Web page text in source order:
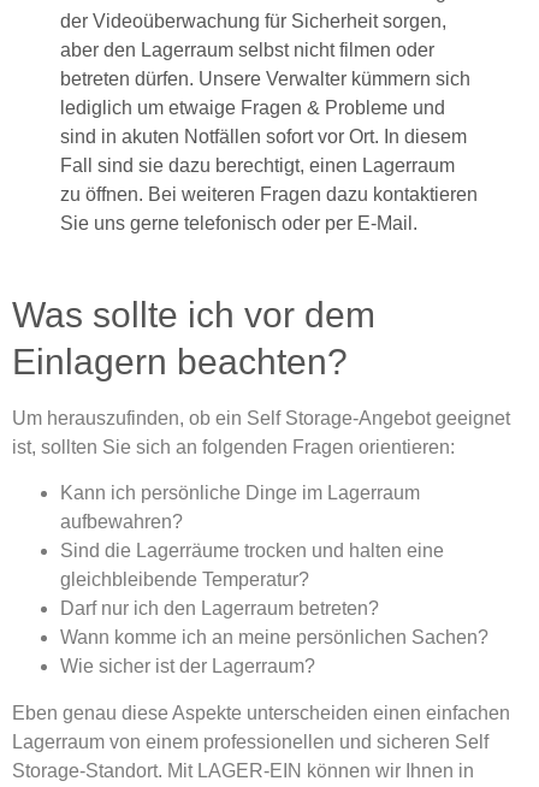
der Videoüberwachung für Sicherheit sorgen,
aber den Lagerraum selbst nicht filmen oder
betreten dürfen. Unsere Verwalter kümmern sich
lediglich um etwaige Fragen & Probleme und
sind in akuten Notfällen sofort vor Ort. In diesem
Fall sind sie dazu berechtigt, einen Lagerraum
zu öffnen. Bei weiteren Fragen dazu kontaktieren
Sie uns gerne telefonisch oder per E-Mail.
Was sollte ich vor dem
Einlagern beachten?
Um herauszufinden, ob ein Self Storage-Angebot geeignet
ist, sollten Sie sich an folgenden Fragen orientieren:
Kann ich persönliche Dinge im Lagerraum
aufbewahren?
Sind die Lagerräume trocken und halten eine
gleichbleibende Temperatur?
Darf nur ich den Lagerraum betreten?
Wann komme ich an meine persönlichen Sachen?
Wie sicher ist der Lagerraum?
Eben genau diese Aspekte unterscheiden einen einfachen
Lagerraum von einem professionellen und sicheren Self
Storage-Standort. Mit LAGER-EIN können wir Ihnen in